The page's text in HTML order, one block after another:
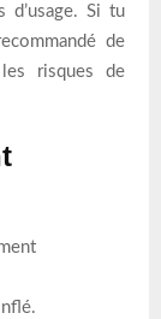
d’usage. Si tu
de
risques de